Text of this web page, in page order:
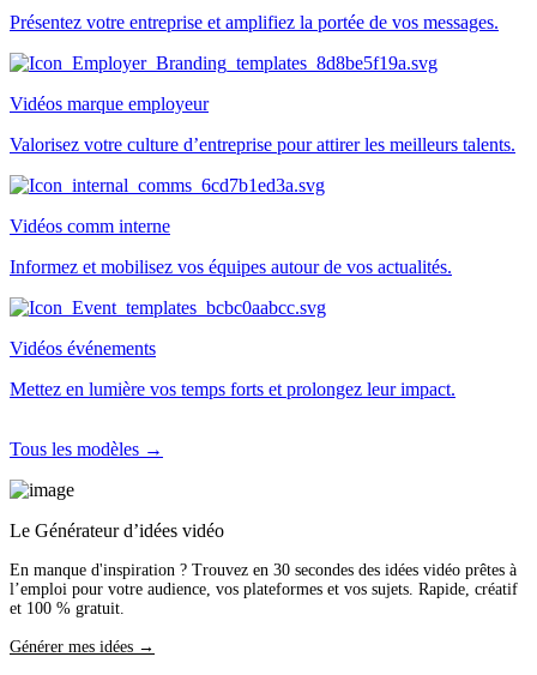
Présentez votre entreprise et amplifiez la portée de vos messages.
Vidéos marque employeur
Valorisez votre culture d’entreprise pour attirer les meilleurs talents.
Vidéos comm interne
Informez et mobilisez vos équipes autour de vos actualités.
Vidéos événements
Mettez en lumière vos temps forts et prolongez leur impact.
Tous les modèles →
Le Générateur d’idées vidéo
En manque d'inspiration ? Trouvez en 30 secondes des idées vidéo prêtes à
l’emploi pour votre audience, vos plateformes et vos sujets. Rapide, créatif
et 100 % gratuit.
Générer mes idées →